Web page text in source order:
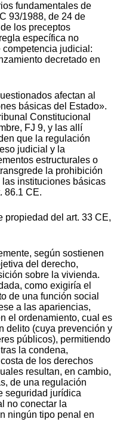
fundamentales de
93/1988, de 24 de
los preceptos
específica no
competencia judicial:
decretado en
afectan al
básicas del Estado».
Constitucional
FJ 9, y las allí
que la regulación
judicial y la
estructurales o
la prohibición
instituciones básicas
86.1 CE.
del art. 33 CE,
según sostienen
del derecho,
sobre la vivienda.
como exigiría el
de una función social
a las apariencias,
el ordenamiento, cual es
delito (cuya prevención y
públicos), permitiendo
la condena,
de los derechos
resultan, en cambio,
de una regulación
seguridad jurídica
no conectar la
ningún tipo penal en